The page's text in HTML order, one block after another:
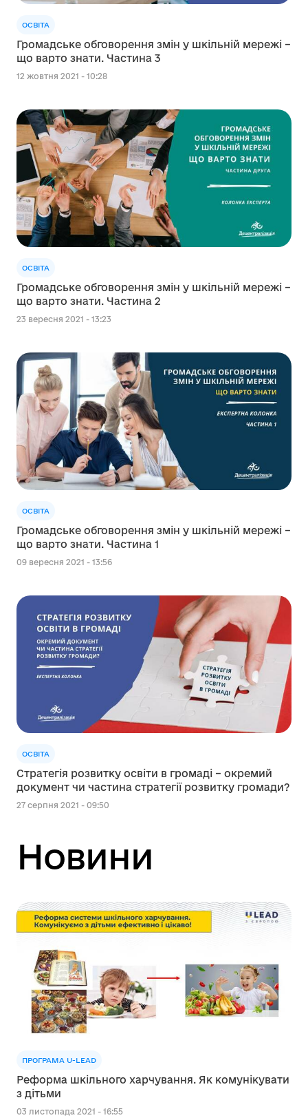
ОСВІТА
Громадське обговорення змін у шкільній мережі –
що варто знати. Частина 3
12 жовтня 2021 - 10:28
ОСВІТА
Громадське обговорення змін у шкільній мережі –
що варто знати. Частина 2
23 вересня 2021 - 13:23
ОСВІТА
Громадське обговорення змін у шкільній мережі –
що варто знати. Частина 1
09 вересня 2021 - 13:56
ОСВІТА
Стратегія розвитку освіти в громаді – окремий
документ чи частина стратегії розвитку громади?
27 серпня 2021 - 09:50
Новини
ПРОГРАМА U-LEAD
Реформа шкільного харчування. Як комунікувати
з дітьми
03 листопада 2021 - 16:55